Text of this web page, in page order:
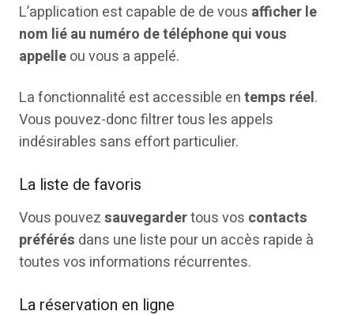
L’application est capable de de vous afficher le
nom lié au numéro de téléphone qui vous
appelleou vous a appelé.
La fonctionnalité est accessible entemps réel.
Vous pouvez-donc filtrer tous les appels
indésirables sans effort particulier.
La liste de favoris
Vous pouvezsauvegardertous vos contacts
préférés dans une liste pour un accès rapide à
toutes vos informations récurrentes.
La réservation en ligne